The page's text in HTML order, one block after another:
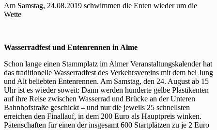
Am Samstag, 24.08.2019 schwimmen die Enten wieder um die
Wette
Wasserradfest und Entenrennen in Alme
Schon lange einen Stammplatz im Almer Veranstaltungskalender hat
das traditionelle Wasserradfest des Verkehrsvereins mit dem bei Jung
und Alt beliebten Entenrennen. Am Samstag, den 24. August ab 15
Uhr ist es wieder soweit: Dann werden hunderte gelbe Plastikenten
auf ihre Reise zwischen Wasserrad und Brücke an der Unteren
Bahnhofstraße geschickt – und nur die jeweils 25 schnellsten
erreichen den Finallauf, in dem 200 Euro als Hauptpreis winken.
Patenschaften für einen der insgesamt 600 Startplätzen zu je 2 Euro